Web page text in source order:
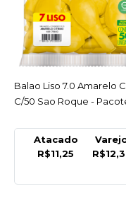
ACESSAR
Balao Liso 7.0 Amarelo
C/50 Sao Roque -
Atacado
R$11,25